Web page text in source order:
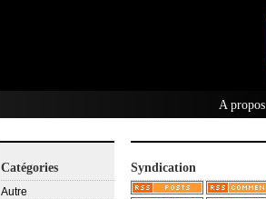
A propos
Catégories
Autre
Syndication